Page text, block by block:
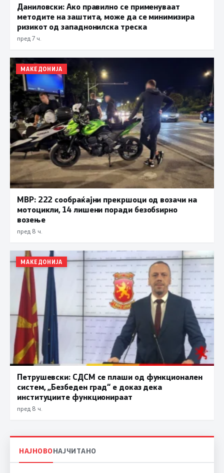
Даниловски: Ако правилно се применуваат
методите на заштита, може да се минимизира
ризикот од западнонилска треска
пред 7 ч.
МАКЕДОНИЈА
МВР: 222 сообраќајни прекршоци од возачи на
мотоцикли, 14 лишени поради безобѕирно
возење
пред 8 ч.
МАКЕДОНИЈА
Петрушевски: СДСМ се плаши од функционален
систем, „Безбеден град“ е доказ дека
институциите функционираат
пред 8 ч.
НАЈНОВОНАЈЧИТАНО